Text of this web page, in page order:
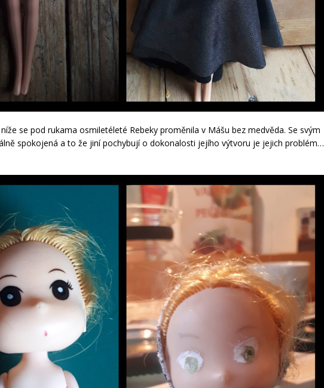
se pod rukama osmiletéleté Rebeky proměnila v Mášu bez medvěda. Se svým
spokojená a to že jiní pochybují o dokonalosti jejího výtvoru je jejich problém…